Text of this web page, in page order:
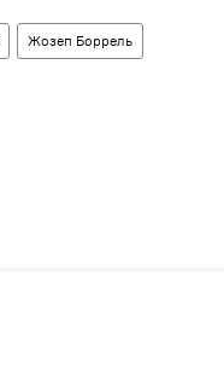
Жозеп Боррель